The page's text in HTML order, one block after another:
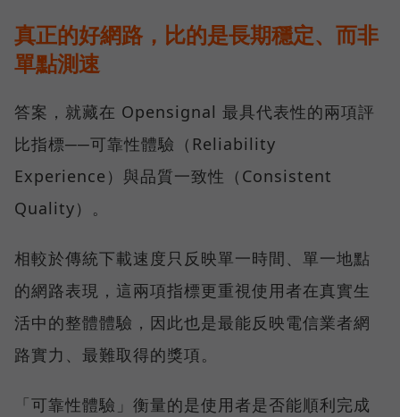
真正的好網路，比的是長期穩定、而非
單點測速
答案，就藏在 Opensignal 最具代表性的兩項評
比指標──可靠性體驗（Reliability
Experience）與品質一致性（Consistent
Quality）。
相較於傳統下載速度只反映單一時間、單一地點
的網路表現，這兩項指標更重視使用者在真實生
活中的整體體驗，因此也是最能反映電信業者網
路實力、最難取得的獎項。
「可靠性體驗」衡量的是使用者是否能順利完成